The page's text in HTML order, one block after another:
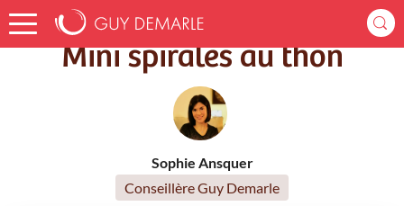
Accueil Recettes Mini spirales au thon
Mini spirales au thon
Sophie Ansquer
Conseillère Guy Demarle